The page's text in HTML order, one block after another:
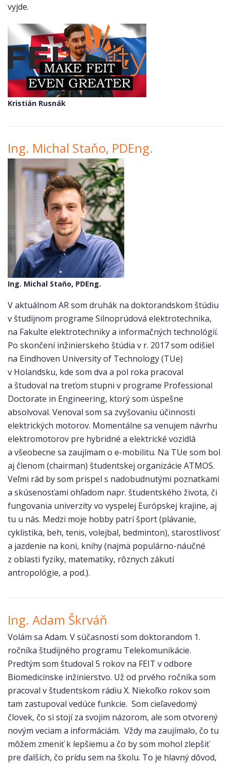
vyjde.
Kristián Rusnák
Ing. Michal Staňo, PDEng.
Ing. Michal Staňo, PDEng.
V aktuálnom AR som druhák na doktorandskom štúdiu
v študijnom programe Silnoprúdová elektrotechnika,
na Fakulte elektrotechniky a informačných technológií.
Po skončení inžinierskeho štúdia v r. 2017 som odišiel
na Eindhoven University of Technology (TUe)
v Holandsku, kde som dva a pol roka pracoval
a študoval na treťom stupni v programe Professional
Doctorate in Engineering, ktorý som úspešne
absolvoval. Venoval som sa zvyšovaniu účinnosti
elektrických motorov. Momentálne sa venujem návrhu
elektromotorov pre hybridné a elektrické vozidlá
a všeobecne sa zaujímam o e-mobilitu. Na TUe som bol
aj členom (chairman) študentskej organizácie ATMOS.
Veľmi rád by som prispel s nadobudnutými poznatkami
a skúsenosťami ohľadom napr. študentského života, či
fungovania univerzity vo vyspelej Európskej krajine, aj
tu u nás. Medzi moje hobby patrí šport (plávanie,
cyklistika, beh, tenis, volejbal, bedminton), starostlivosť
a jazdenie na koni, knihy (najmä populárno-náučné
z oblasti fyziky, matematiky, rôznych zákutí
antropológie, a pod.).
Ing. Adam Škrváň
Volám sa Adam. V súčasnosti som doktorandom 1.
ročníka študijného programu Telekomunikácie.
Predtým som študoval 5 rokov na FEIT v odbore
Biomedicínske inžinierstvo. Už od prvého ročníka som
pracoval v študentskom rádiu X. Niekoľko rokov som
tam zastupoval vedúce funkcie. Som cieľavedomý
človek, čo si stojí za svojim názorom, ale som otvorený
novým veciam a informáciám. Vždy ma zaujímalo, čo tu
môžem zmeniť k lepšiemu a čo by som mohol zlepšiť
pre ďalších, čo prídu sem na školu. To je hlavný dôvod,